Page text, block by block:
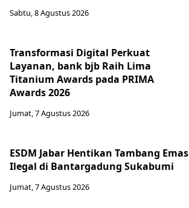
Sabtu, 8 Agustus 2026
Transformasi Digital Perkuat
Layanan, bank bjb Raih Lima
Titanium Awards pada PRIMA
Awards 2026
Jumat, 7 Agustus 2026
ESDM Jabar Hentikan Tambang Emas
Ilegal di Bantargadung Sukabumi
Jumat, 7 Agustus 2026